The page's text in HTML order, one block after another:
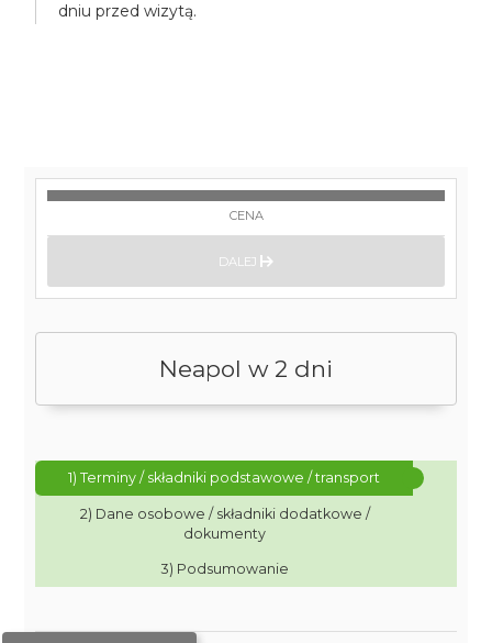
dniu przed wizytą.
Neapol w 2 dni
1) Terminy / składniki podstawowe / transport
2) Dane osobowe / składniki dodatkowe /
dokumenty
3) Podsumowanie
CENA
DALEJ